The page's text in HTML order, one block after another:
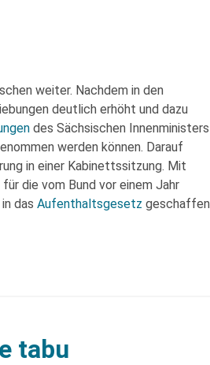
weiter. Nachdem in den
deutlich erhöht und dazu
des Sächsischen Innenministers
werden können. Darauf
in einer Kabinettssitzung. Mit
die vom Bund vor einem Jahr
das Aufenthaltsgesetz geschaffen
tabu